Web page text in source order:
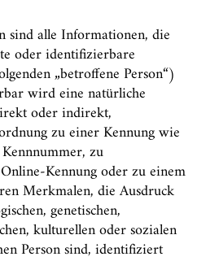
sind alle Informationen, die
oder identifizierbare
„betroffene Person“)
wird eine natürliche
oder indirekt,
zu einer Kennung wie
zu
Kennung oder zu einem
Merkmalen, die Ausdruck
genetischen,
kulturellen oder sozialen
Person sind, identifiziert